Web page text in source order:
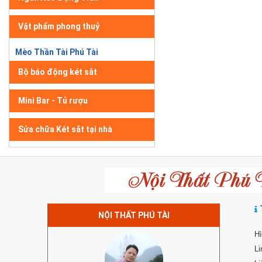
Vật phẩm phong thuỷ
Mèo Thần Tài Phú Tài
Bộ báo động két sắt
Mini Bar - Tủ rượu
Sửa chữa Két sắt tại nhà
NỘI THẤT PHÚ TÀI